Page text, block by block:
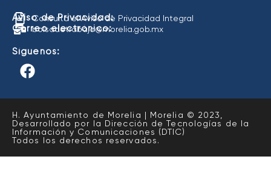
Aviso de Privacidad:
Consulta el Aviso de Privacidad Integral
Correo electrónico:
bolsadetrabajo@morelia.gob.mx
Síguenos:
H. Ayuntamiento de Morelia | Morelia © 2023,
Desarrollado por la Dirección de Tecnologías de la
Información y Comunicaciones (DTIC)
Todos los derechos reservados.